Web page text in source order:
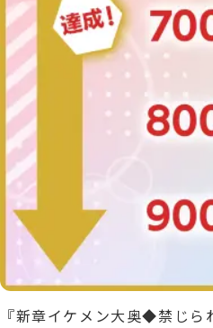
『新章イケメン大奥◆禁じら